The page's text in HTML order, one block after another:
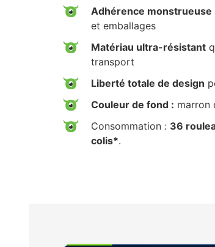
Adhérence monstrueuse
et emballages
Matériau ultra-résistant
transport
Liberté totale de design
Couleur de fond : marron
Consommation : 36
colis*.